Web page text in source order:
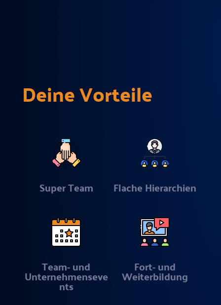
Deine Vorteile
Super Team Flache Hierarchien
Team- und
Unternehmenseve
nts
Fort- und
Weiterbildung